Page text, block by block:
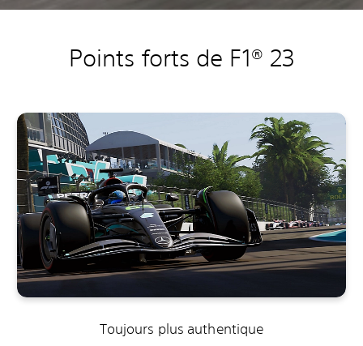
Points forts de F1® 23
Toujours plus authentique